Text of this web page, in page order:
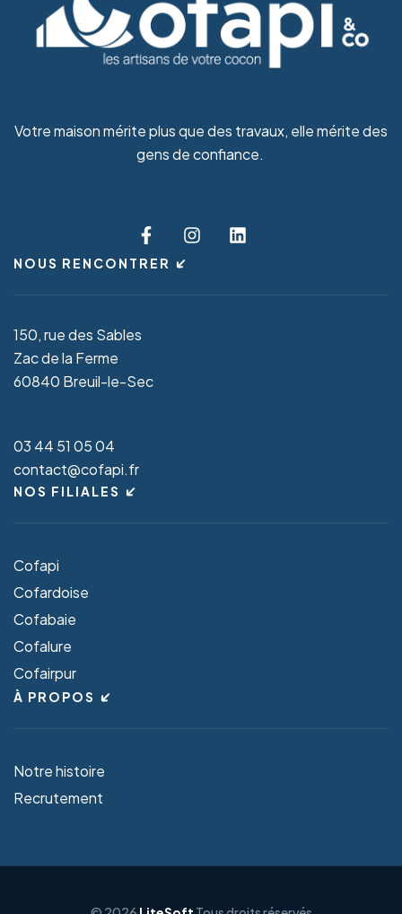
Votre maison mérite plus que des travaux, elle mérite des
gens de confiance.
NOUS RENCONTRER
150, rue des Sables
Zac de la Ferme
60840 Breuil-le-Sec
03 44 51 05 04
contact@cofapi.fr
NOS FILIALES
Cofapi
Cofardoise
Cofabaie
Cofalure
Cofairpur
À PROPOS
Notre histoire
Recrutement